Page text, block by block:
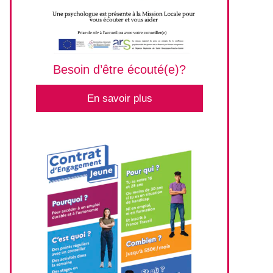
Besoin d’être écouté(e)?
En savoir plus